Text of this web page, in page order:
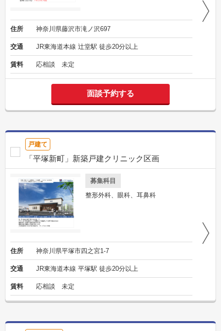
住所 神奈川県藤沢市滝ノ沢697
交通 JR東海道本線 辻堂駅 徒歩20分以上
賃料 応相談 未定
面談予約する
戸建て
「平塚新町」新築戸建クリニック区画
募集科目
整形外科、眼科、耳鼻科
住所 神奈川県平塚市四之宮1-7
交通 JR東海道本線 平塚駅 徒歩20分以上
賃料 応相談 未定